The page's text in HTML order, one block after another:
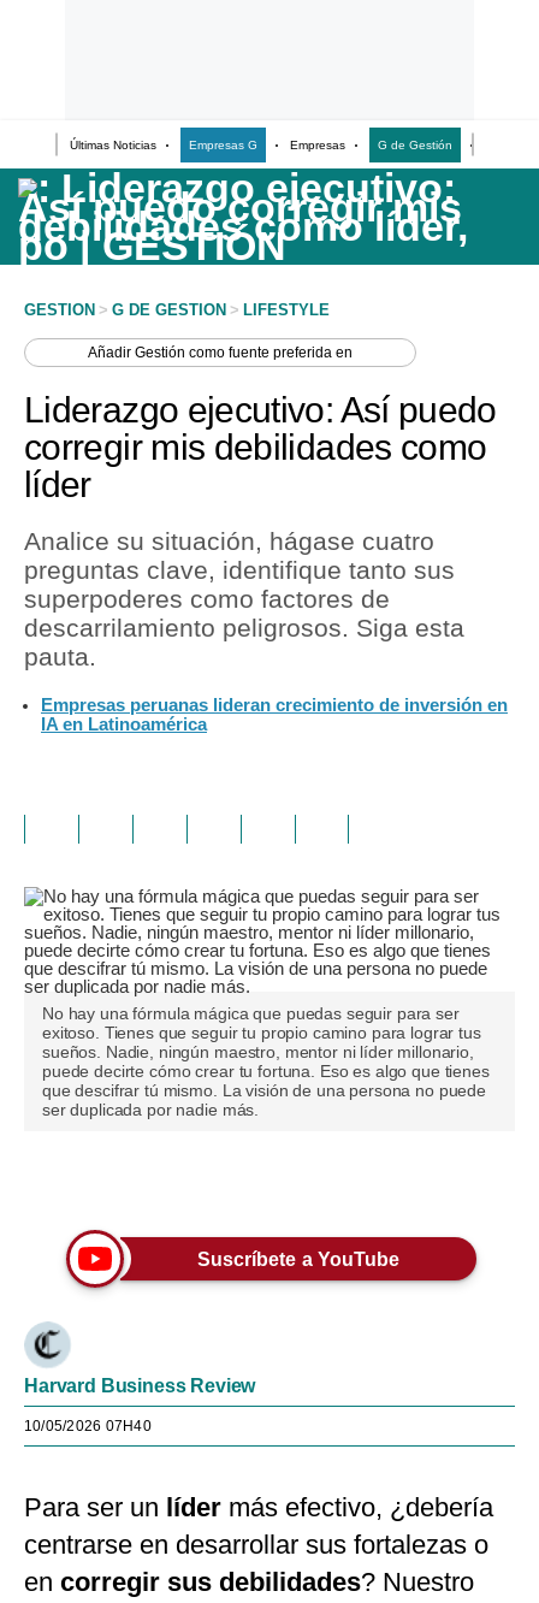
Últimas Noticias Empresas G Empresas G de Gestión
Últimas Noticias
Casos de Estudio
Columnistas
Lifestyle
GESTION > G DE GESTION > LIFESTYLE
AñadirGestión como fuente preferida en
Liderazgo ejecutivo: Así puedo
corregir mis debilidades como
líder
Analice su situación, hágase cuatro
preguntas clave, identifique tanto sus
superpoderes como factores de
descarrilamiento peligrosos. Siga esta
pauta.
Empresas peruanas lideran crecimiento de inversión en
IA en Latinoamérica
No hay una fórmula mágica que puedas seguir para ser
exitoso. Tienes que seguir tu propio camino para lograr tus
sueños. Nadie, ningún maestro, mentor ni líder millonario,
puede decirte cómo crear tu fortuna. Eso es algo que tienes
que descifrar tú mismo. La visión de una persona no puede
ser duplicada por nadie más.
Suscríbete a YouTube
Harvard Business Review
10/05/2026 07H40
Para ser un líder más efectivo, ¿debería
centrarse en desarrollar sus fortalezas o
en corregir sus debilidades? Nuestro